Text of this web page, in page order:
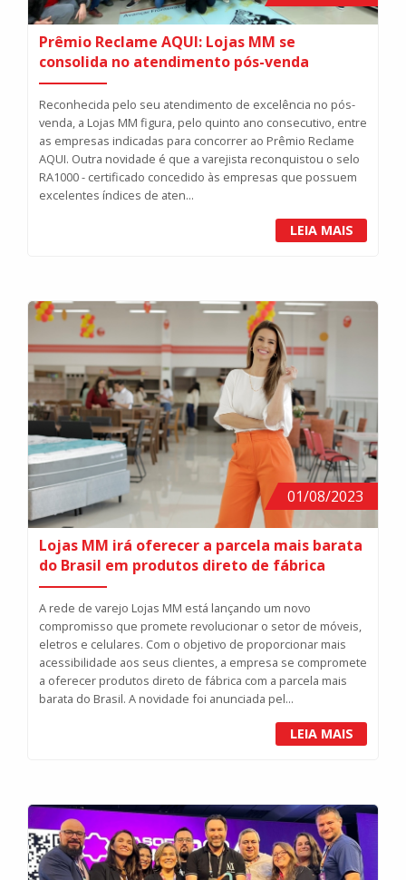
Prêmio Reclame AQUI: Lojas MM se
consolida no atendimento pós-venda
Reconhecida pelo seu atendimento de excelência no pós-
venda, a Lojas MM figura, pelo quinto ano consecutivo, entre
as empresas indicadas para concorrer ao Prêmio Reclame
AQUI. Outra novidade é que a varejista reconquistou o selo
RA1000 - certificado concedido às empresas que possuem
excelentes índices de aten...
LEIA MAIS
01/08/2023
Lojas MM irá oferecer a parcela mais barata
do Brasil em produtos direto de fábrica
A rede de varejo Lojas MM está lançando um novo
compromisso que promete revolucionar o setor de móveis,
eletros e celulares. Com o objetivo de proporcionar mais
acessibilidade aos seus clientes, a empresa se compromete
a oferecer produtos direto de fábrica com a parcela mais
barata do Brasil. A novidade foi anunciada pel...
LEIA MAIS